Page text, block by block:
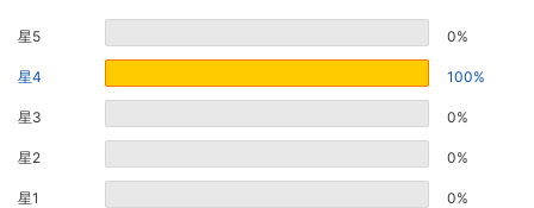
星5 0%
星4 100%
星3 0%
星2 0%
星1 0%